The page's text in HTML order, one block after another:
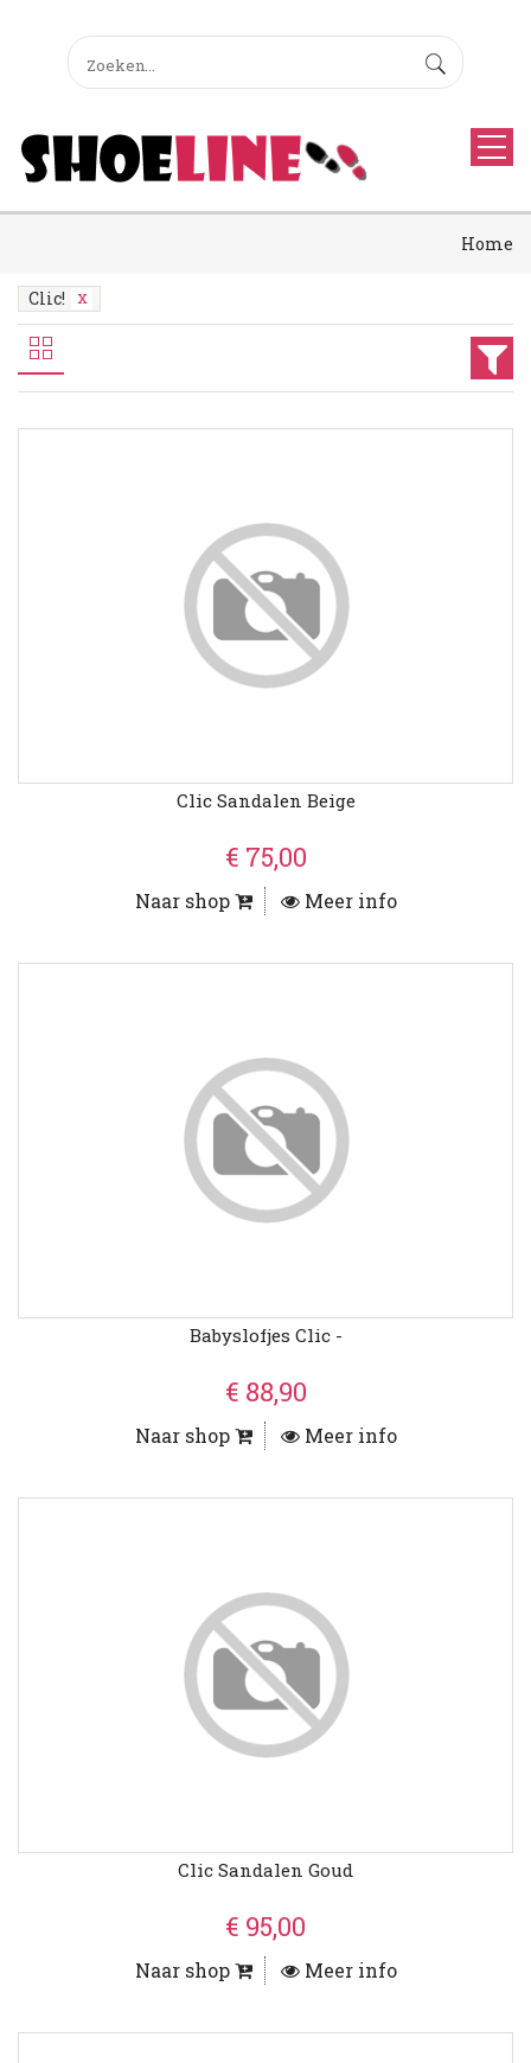
Home
Clic!
Clic Sandalen Beige
€ 75,00
Naar shop Meer info
Babyslofjes Clic -
€ 88,90
Naar shop Meer info
Clic Sandalen Goud
€ 95,00
Naar shop Meer info